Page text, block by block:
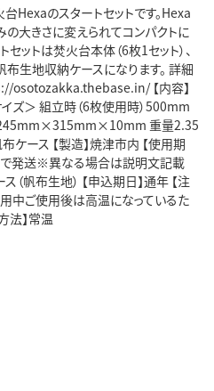
Hexaのスタートセットです。Hexa
大きさに変えられてコンパクトに
ットは焚火台本体（6枚1セット）、
布生地収納ケースになります。 詳細
osotozakka.thebase.in/ 【内容】
イズ＞ 組立時（6枚使用時）500mm
重量2.35
ケース 【製造】焼津市内 【使用期
で発送※異なる場合は説明文記載
（帆布生地） 【申込期日】通年 【注
中ご使用後は高温になっているた
法】常温